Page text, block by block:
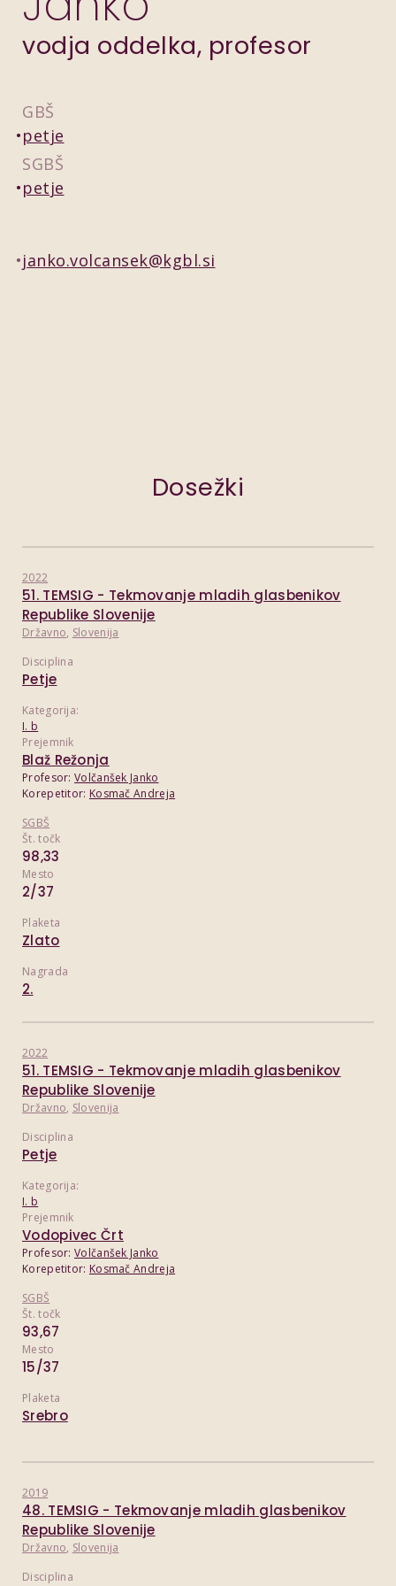
vodja oddelka, profesor
GBŠ
petje
SGBŠ
petje
janko.volcansek@kgbl.si
Dosežki
2022
51. TEMSIG - Tekmovanje mladih glasbenikov
Republike Slovenije
Državno, Slovenija
Disciplina
Petje
Kategorija:
I. b
Prejemnik
Blaž Režonja
Profesor: Volčanšek Janko
Korepetitor: Kosmač Andreja
SGBŠ
Št. točk
98,33
Mesto
2/37
Plaketa
Zlato
Nagrada
2.
2022
51. TEMSIG - Tekmovanje mladih glasbenikov
Republike Slovenije
Državno, Slovenija
Disciplina
Petje
Kategorija:
I. b
Prejemnik
Vodopivec Črt
Profesor: Volčanšek Janko
Korepetitor: Kosmač Andreja
SGBŠ
Št. točk
93,67
Mesto
15/37
Plaketa
Srebro
2019
48. TEMSIG - Tekmovanje mladih glasbenikov
Republike Slovenije
Državno, Slovenija
Disciplina